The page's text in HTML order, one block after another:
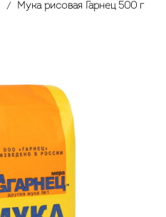
Мука рисовая Гарнец 500 г